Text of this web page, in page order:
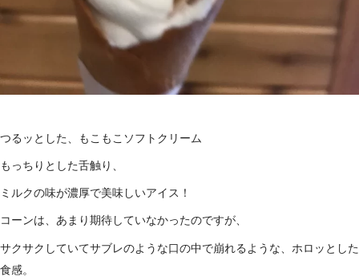
つるッとした、もこもこソフトクリーム
もっちりとした舌触り、
ミルクの味が濃厚で美味しいアイス！
コーンは、あまり期待していなかったのですが、
サクサクしていてサブレのような口の中で崩れるような、ホロッとした
食感。